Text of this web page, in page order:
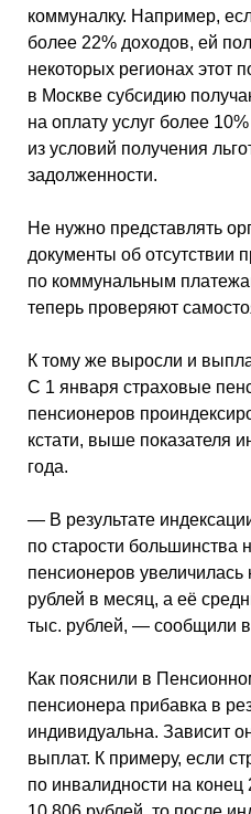
коммуналку. Например,
более 22% доходов, ей
некоторых регионах этот
в Москве субсидию
на оплату услуг более
из условий получения
задолженности.
Не нужно представлять
документы об отсутствии
по коммунальным
теперь проверяют
К тому же выросли и
С 1 января страховые
пенсионеров
кстати, выше показателя
года.
— В результате
по старости большинства
пенсионеров
рублей в месяц, а её
тыс. рублей, — сообщили
Как пояснили в
пенсионера прибавка в
индивидуальна. Зависит
выплат. К примеру, если
по инвалидности на конец